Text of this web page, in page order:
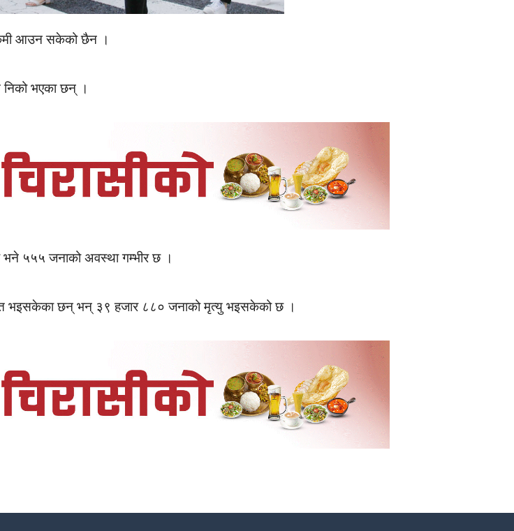
कमी आउन सकेको छैन ।
निको भएका छन् ।
५५५ जनाको अवस्था गम्भीर छ ।
भइसकेका छन् भन् ३९ हजार ८८० जनाको मृत्यु भइसकेको छ ।